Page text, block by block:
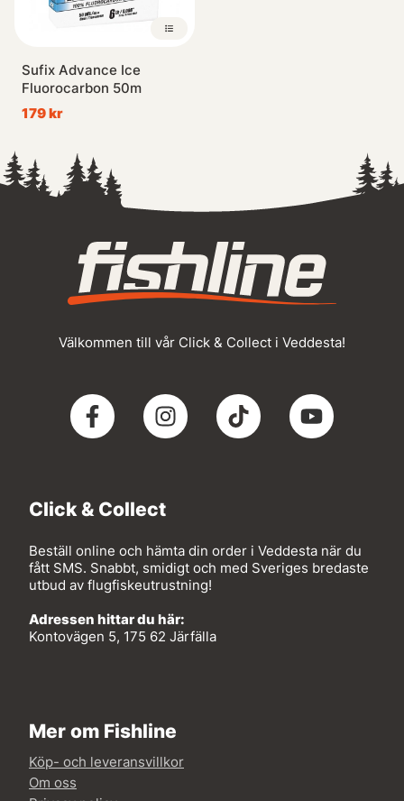
Sufix Advance Ice
Fluorocarbon 50m
179 kr
Välkommen till vår Click & Collect i Veddesta!
Click & Collect
Beställ online och hämta din order i Veddesta när du
fått SMS. Snabbt, smidigt och med Sveriges bredaste
utbud av flugfiskeutrustning!
Adressen hittar du här:
Kontovägen 5, 175 62 Järfälla
Mer om Fishline
Köp- och leveransvillkor
Om oss